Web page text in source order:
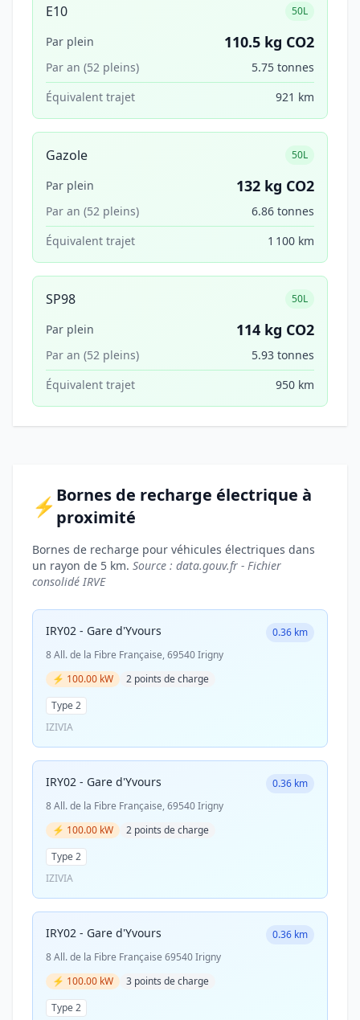
E10 50L
Par plein 110.5 kg CO2
Par an (52 pleins)
5.75 tonnes
Équivalent trajet
921 km
Gazole 50L
Par plein 132 kg CO2
Par an (52 pleins)
6.86 tonnes
Équivalent trajet
1 100 km
SP98 50L
Par plein 114 kg CO2
Par an (52 pleins)
5.93 tonnes
Équivalent trajet
950 km
⚡ Bornes de recharge électrique à
proximité
Bornes de recharge pour véhicules électriques dans
un rayon de 5 km. Source : data.gouv.fr - Fichier
consolidé IRVE
IRY02 - Gare d'Yvours
0.36 km
8 All. de la Fibre Française, 69540 Irigny
⚡ 100.00 kW
2 points de charge
Type 2
IZIVIA
IRY02 - Gare d'Yvours
0.36 km
8 All. de la Fibre Française, 69540 Irigny
⚡ 100.00 kW
2 points de charge
Type 2
IZIVIA
IRY02 - Gare d'Yvours
0.36 km
8 All. de la Fibre Française 69540 Irigny
⚡ 100.00 kW
3 points de charge
Type 2